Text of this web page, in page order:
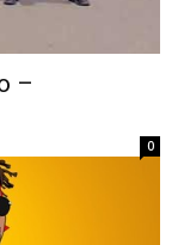
–
0